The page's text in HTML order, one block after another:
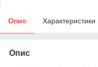
Опис Характеристики
Опис